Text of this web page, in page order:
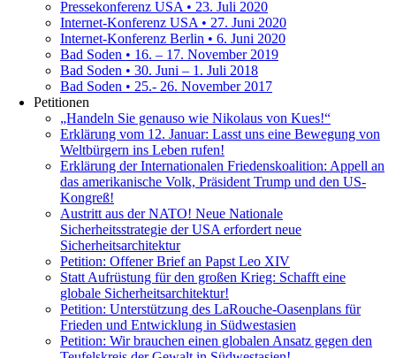
Pressekonferenz USA • 23. Juli 2020
Internet-Konferenz USA • 27. Juni 2020
Internet-Konferenz Berlin • 6. Juni 2020
Bad Soden • 16. – 17. November 2019
Bad Soden • 30. Juni – 1. Juli 2018
Bad Soden • 25.- 26. November 2017
Petitionen
„Handeln Sie genauso wie Nikolaus von Kues!“
Erklärung vom 12. Januar: Lasst uns eine Bewegung von
Weltbürgern ins Leben rufen!
Erklärung der Internationalen Friedenskoalition: Appell an
das amerikanische Volk, Präsident Trump und den US-
Kongreß!
Austritt aus der NATO! Neue Nationale
Sicherheitsstrategie der USA erfordert neue
Sicherheitsarchitektur
Petition: Offener Brief an Papst Leo XIV
Statt Aufrüstung für den großen Krieg: Schafft eine
globale Sicherheitsarchitektur!
Petition: Unterstützung des LaRouche-Oasenplans für
Frieden und Entwicklung in Südwestasien
Petition: Wir brauchen einen globalen Ansatz gegen den